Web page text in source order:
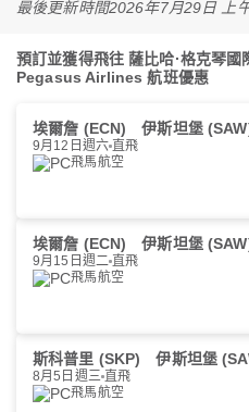
最後更新時間2026年7月29日 上
預訂並獲得飛往 薩比哈·格克琴
Pegasus Airlines 航班優惠
埃爾詹 (ECN) 伊斯坦堡
9月12日週六 直飛
飛馬航空
埃爾詹 (ECN) 伊斯坦堡
9月15日週二 直飛
飛馬航空
斯科普里 (SKP) 伊斯坦堡
8月5日週三 直飛
飛馬航空